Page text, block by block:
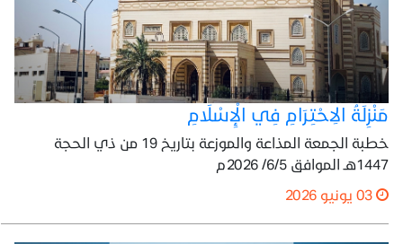
مَنْزِلَةُ الِاحْتِرَامِ فِي الْإِسْلَامِ
خطبة الجمعة المذاعة والموزعة بتاريخ 19 من ذي الحجة
1447هـ الموافق 6/5/ 2026م